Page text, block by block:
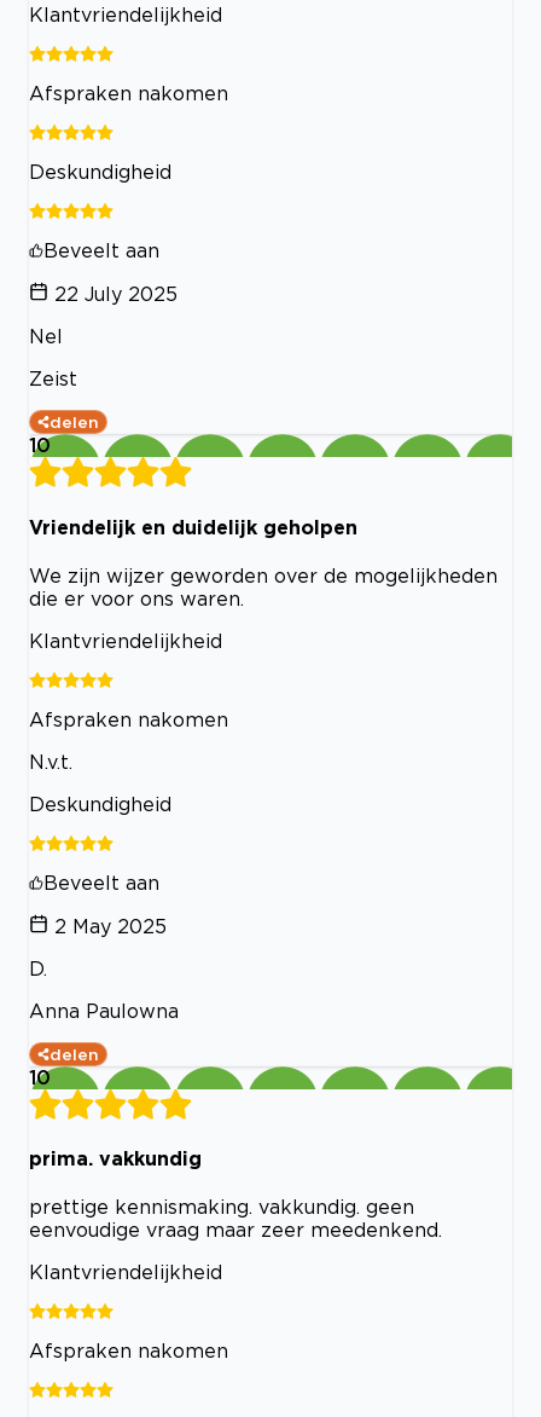
Klantvriendelijkheid
Afspraken nakomen
Deskundigheid
Beveelt aan
22 July 2025
Nel
Zeist
delen
10
Vriendelijk en duidelijk geholpen
We zijn wijzer geworden over de mogelijkheden
die er voor ons waren.
Klantvriendelijkheid
Afspraken nakomen
N.v.t.
Deskundigheid
Beveelt aan
2 May 2025
D.
Anna Paulowna
delen
10
prima. vakkundig
prettige kennismaking. vakkundig. geen
eenvoudige vraag maar zeer meedenkend.
Klantvriendelijkheid
Afspraken nakomen